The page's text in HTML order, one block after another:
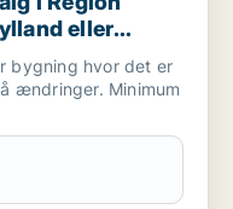
eller
bygning hvor det er
Minimum